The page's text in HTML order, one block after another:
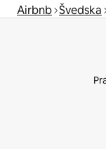
Airbnb Švedska